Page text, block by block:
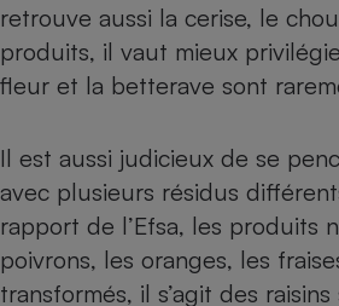
retrouve aussi la cerise, le
produits, il vaut mieux
fleur et la betterave sont
Il est aussi judicieux de se
avec plusieurs résidus
rapport de l’Efsa, les produits
poivrons, les oranges, les
transformés, il s’agit des